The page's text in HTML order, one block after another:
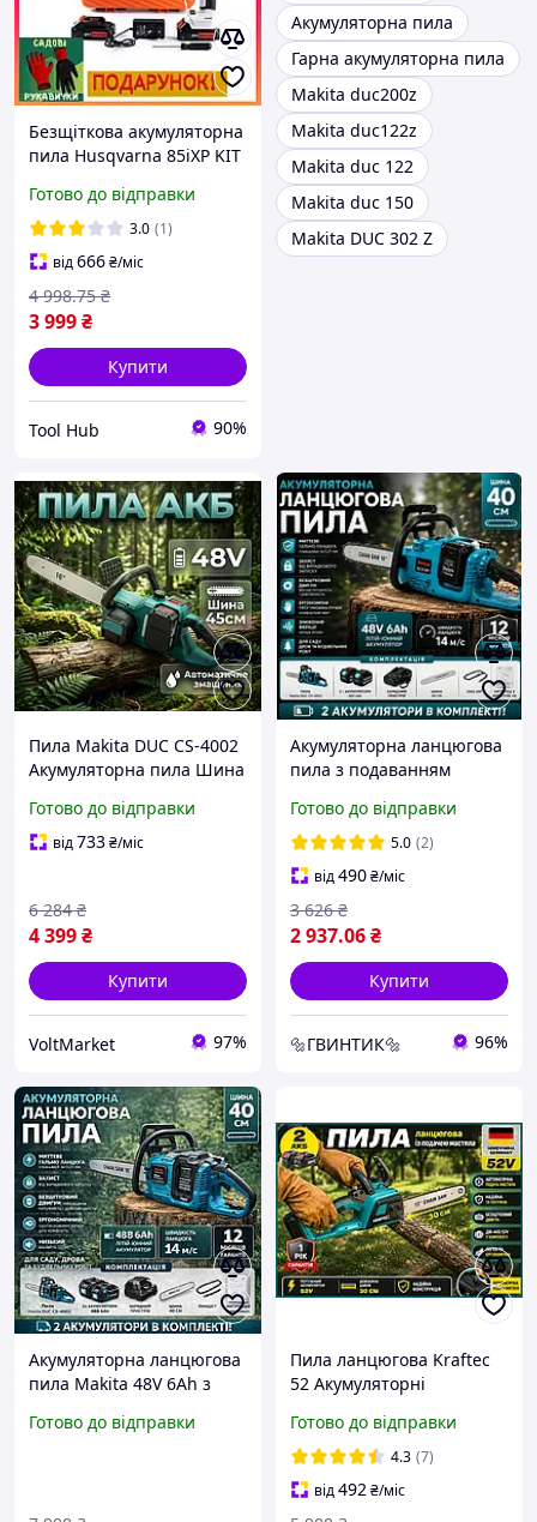
Безщіткова акумуляторна
пила Husqvarna 85iXP KIT
хускварна з подаванням
мастила
Готово до відправки
3.0 (1)
від666₴/міс
3 999₴
4 998.75 ₴
Купити
Tool Hub 90%
Акумуляторна пила
Гарна акумуляторна пила
Makita duc200z
Makita duc122z
Makita duc 122
Makita duc 150
Makita DUC 302 Z
Пила Makita DUC CS-4002
Акумуляторна пила Шина
ланцюгова пила з
подаванням мастила 48V
Готово до відправки
від733₴/міс
4 399₴
6 284 ₴
Купити
VoltMarket 97%
Акумуляторна ланцюгова
пила з подаванням
Ланцюгова пила 48V, 2
акумулятори 6Ah
Готово до відправки
5.0 (2)
від490₴/міс
2 937.06₴
3 626 ₴
Купити
🔩ГВИНТИК🔩 96%
Акумуляторна ланцюгова
пила Makita 48V 6Ah з
подаванням мастила |
Готово до відправки
Пила ланцюгова Kraftec
52 Акумуляторні
шина з подаванням
мастила Садова ручна
пила з 2 акб для дерева в
кейсі
Готово до відправки
4.3 (7)
від492₴/міс